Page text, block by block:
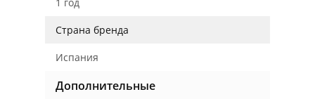
Страна бренда
Испания
Дополнительные